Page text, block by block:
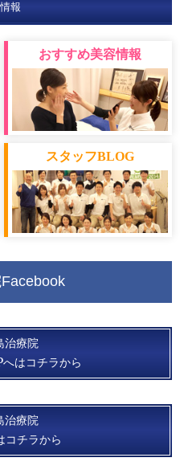
報
おすすめ美容情報
スタッフBLOG
治療院
へはコチラから
治療院
コチラから